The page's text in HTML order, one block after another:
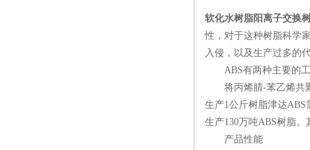
软化水树脂阳离子交换
性，对于这种树脂科学
入侵，以及生产过多的
ABS有两种主要的工
将丙烯腈-苯乙烯共聚
生产1公斤树脂津达
生产130万吨ABS树脂
产品性能